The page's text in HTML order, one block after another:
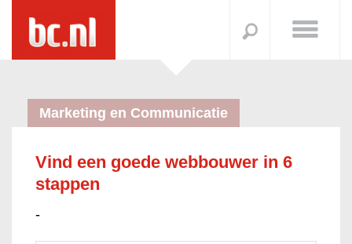
Marketing en Communicatie
Vind een goede webbouwer in 6
stappen
-